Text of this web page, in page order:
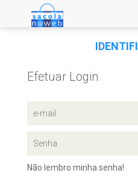
Efetuar Login
Não lembro minha senha!